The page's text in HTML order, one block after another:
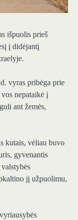
išpuolis prieš
į didėjantį
vyras pribėga prie
nepataikė į
ant žemės,
kutais, vėliau buvo
gyvenantis
jį užpuolimu,